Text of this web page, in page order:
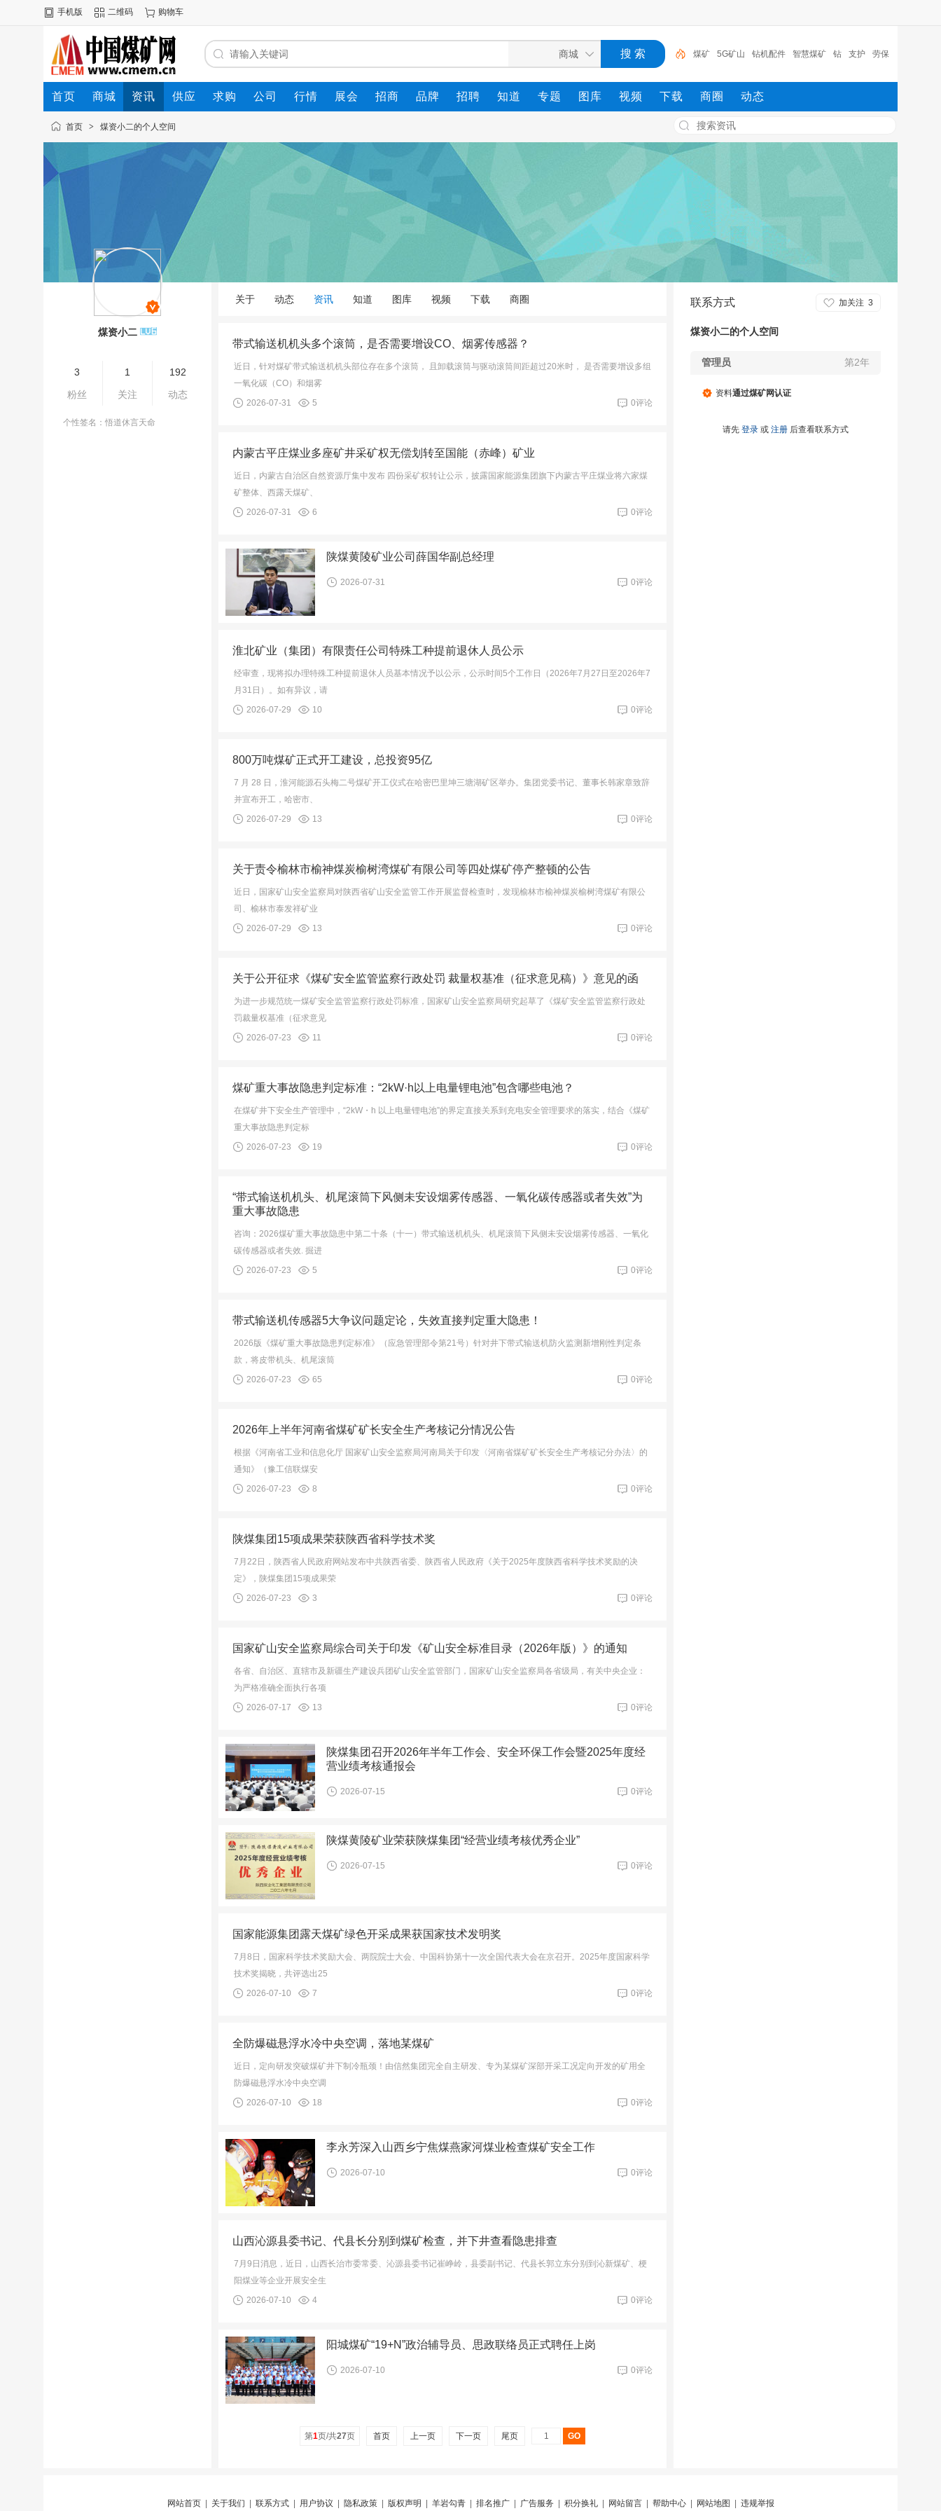
手机版 二维码 购物车
煤矿 5G矿山 钻机配件 智慧煤矿 钻 支护 劳保
用品 风门 传感器 智慧矿山
首页 商城 资讯 供应 求购 公司 行情 展会 招商 品牌 招聘 知道 专题 图库 视频 下载 商圈 动态
首页 > 煤资小二的个人空间
煤资小二
3
粉丝
1
关注
192
动态
个性签名：悟道休言天命
关于 动态 资讯 知道 图库 视频 下载 商圈
带式输送机机头多个滚筒，是否需要增设CO、烟雾传感器？
近日，针对煤矿带式输送机机头部位存在多个滚筒， 且卸载滚筒与驱动滚筒间距超过20米时， 是否需要增设多组
一氧化碳（CO）和烟雾
0评论
2026-07-31 5
内蒙古平庄煤业多座矿井采矿权无偿划转至国能（赤峰）矿业
近日，内蒙古自治区自然资源厅集中发布 四份采矿权转让公示，披露国家能源集团旗下内蒙古平庄煤业将六家煤
矿整体、西露天煤矿、
0评论
2026-07-31 6
陕煤黄陵矿业公司薛国华副总经理
0评论
2026-07-31
淮北矿业（集团）有限责任公司特殊工种提前退休人员公示
经审查，现将拟办理特殊工种提前退休人员基本情况予以公示，公示时间5个工作日（2026年7月27日至2026年7
月31日）。如有异议，请
0评论
2026-07-29 10
800万吨煤矿正式开工建设，总投资95亿
7 月 28 日，淮河能源石头梅二号煤矿开工仪式在哈密巴里坤三塘湖矿区举办。集团党委书记、董事长韩家章致辞
并宣布开工，哈密市、
0评论
2026-07-29 13
关于责令‌榆林市榆神煤炭榆树湾煤矿有限公司等四处煤矿停产整顿的公告
近日，国家矿山安全监察局对陕西省矿山安全监管工作开展监督检查时，发现‌榆林市榆神煤炭榆树湾煤矿有限公
司、榆林市泰发祥矿业
0评论
2026-07-29 13
关于公开征求《煤矿安全监管监察行政处罚 裁量权基准（征求意见稿）》意见的函
为进一步规范统一煤矿安全监管监察行政处罚标准，国家矿山安全监察局研究起草了《煤矿安全监管监察行政处
罚裁量权基准（征求意见
0评论
2026-07-23 11
煤矿重大事故隐患判定标准：“2kW·h以上电量锂电池”包含哪些电池？
在煤矿井下安全生产管理中，“2kW・h 以上电量锂电池”的界定直接关系到充电安全管理要求的落实，结合《煤矿
重大事故隐患判定标
0评论
2026-07-23 19
“带式输送机机头、机尾滚筒下风侧未安设烟雾传感器、一氧化碳传感器或者失效”为
重大事故隐患
咨询：2026煤矿重大事故隐患中第二十条（十一）带式输送机机头、机尾滚筒下风侧未安设烟雾传感器、一氧化
碳传感器或者失效. 掘进
0评论
2026-07-23 5
带式输送机传感器5大争议问题定论，失效直接判定重大隐患！
2026版《煤矿重大事故隐患判定标准》（应急管理部令第21号）针对井下带式输送机防火监测新增刚性判定条
款，将皮带机头、机尾滚筒
0评论
2026-07-23 65
2026年上半年河南省煤矿矿长安全生产考核记分情况公告
根据《河南省工业和信息化厅 国家矿山安全监察局河南局关于印发〈河南省煤矿矿长安全生产考核记分办法〉的
通知》（豫工信联煤安
0评论
2026-07-23 8
陕煤集团15项成果荣获陕西省科学技术奖
7月22日，陕西省人民政府网站发布中共陕西省委、陕西省人民政府《关于2025年度陕西省科学技术奖励的决
定》，陕煤集团15项成果荣
0评论
2026-07-23 3
国家矿山安全监察局综合司关于印发《矿山安全标准目录（2026年版）》的通知
各省、自治区、直辖市及新疆生产建设兵团矿山安全监管部门，国家矿山安全监察局各省级局，有关中央企业：
为严格准确全面执行各项
0评论
2026-07-17 13
陕煤集团召开2026年半年工作会、安全环保工作会暨2025年度经
营业绩考核通报会
0评论
2026-07-15
陕煤黄陵矿业荣获陕煤集团“经营业绩考核优秀企业”
0评论
2026-07-15
国家能源集团露天煤矿绿色开采成果获国家技术发明奖
7月8日，国家科学技术奖励大会、两院院士大会、中国科协第十一次全国代表大会在京召开。2025年度国家科学
技术奖揭晓，共评选出25
0评论
2026-07-10 7
全防爆磁悬浮水冷中央空调，落地某煤矿
近日，定向研发突破煤矿井下制冷瓶颈！由信然集团完全自主研发、专为某煤矿深部开采工况定向开发的矿用全
防爆磁悬浮水冷中央空调
0评论
2026-07-10 18
李永芳深入山西乡宁焦煤燕家河煤业检查煤矿安全工作
0评论
2026-07-10
山西沁源县委书记、代县长分别到煤矿检查，并下井查看隐患排查
7月9日消息，近日，山西长治市委常委、沁源县委书记崔峥岭，县委副书记、代县长郭立东分别到沁新煤矿、梗
阳煤业等企业开展安全生
0评论
2026-07-10 4
阳城煤矿“19+N”政治辅导员、思政联络员正式聘任上岗
0评论
2026-07-10
第1页/共27页 首页 上一页 下一页 尾页
联系方式 加关注 3
煤资小二的个人空间
管理员 第2年
资料通过煤矿网认证
请先 登录 或 注册 后查看联系方式
网站首页| 关于我们 联系方式| 用户协议 隐私政策| 版权声明 羊岩勾青| 排名推广| 广告服务 积分换礼| 网站留言| 帮助中心| 网站地图 违规举报